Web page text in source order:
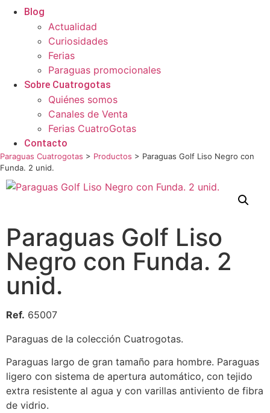
Blog
Actualidad
Curiosidades
Ferias
Paraguas promocionales
Sobre Cuatrogotas
Quiénes somos
Canales de Venta
Ferias CuatroGotas
Contacto
Paraguas Cuatrogotas > Productos > Paraguas Golf Liso Negro con
Funda. 2 unid.
Paraguas Golf Liso
Negro con Funda. 2
unid.
Ref. 65007
Paraguas de la colección Cuatrogotas.
Paraguas largo de gran tamaño para hombre. Paraguas
ligero con sistema de apertura automático, con tejido
extra resistente al agua y con varillas antiviento de fibra
de vidrio.